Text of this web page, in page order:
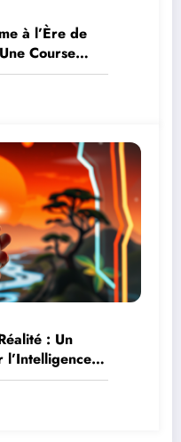
à l’Ère de
Course
: Un
l’Intelligence